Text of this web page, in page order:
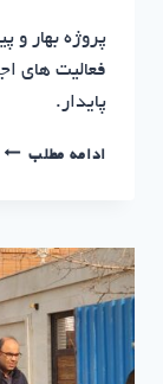
پروژه بهار و
فعالیت های
پایدار.
ادامه مطلبپروژه
|
ماه